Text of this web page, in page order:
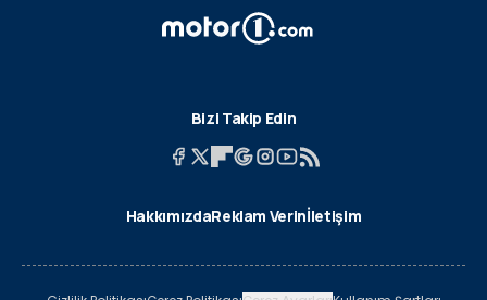
Bizi Takip Edin
HakkımızdaReklam Verinİletişim